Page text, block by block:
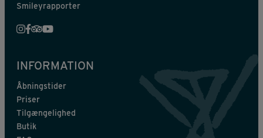
Smileyrapporter
INFORMATION
Åbningstider
Priser
Tilgængelighed
Butik